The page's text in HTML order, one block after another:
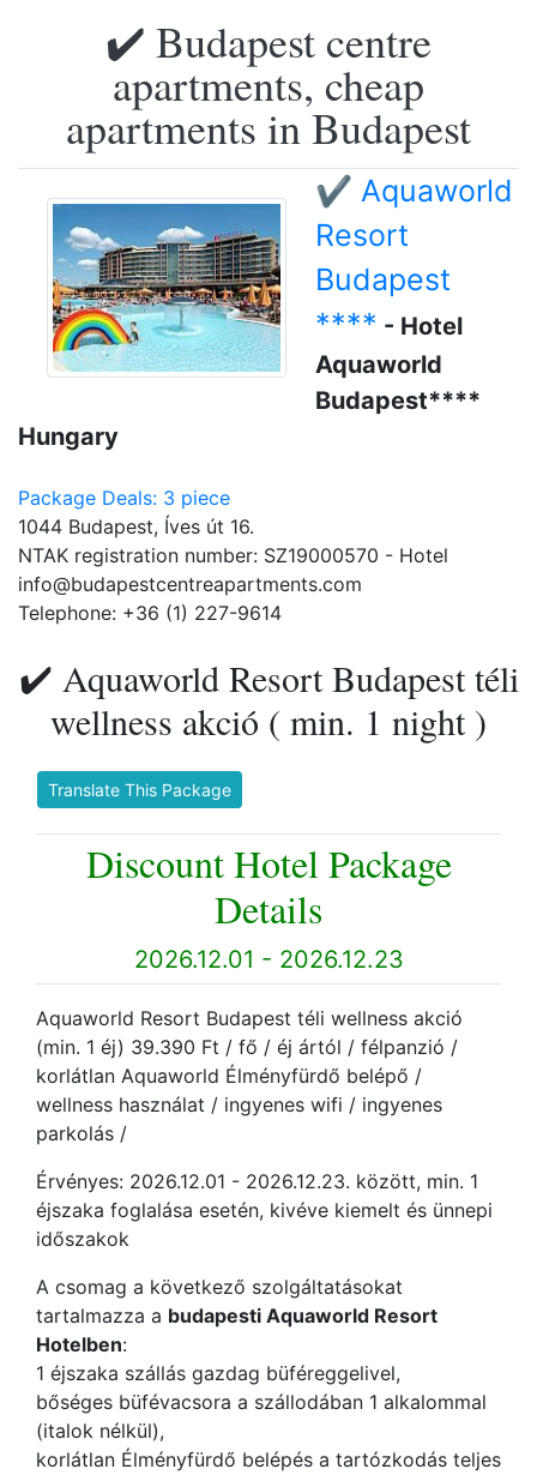
✔️ Budapest centre
apartments, cheap
apartments in Budapest
✔️ Aquaworld
Resort
Budapest
**** - Hotel
Aquaworld
Budapest****
Hungary
Package Deals: 3 piece
1044 Budapest, Íves út 16.
NTAK registration number: SZ19000570 - Hotel
info@budapestcentreapartments.com
Telephone: +36 (1) 227-9614
✔️ Aquaworld Resort Budapest téli
wellness akció ( min. 1 night )
Translate This Package
Discount Hotel Package
Details
2026.12.01 - 2026.12.23
Aquaworld Resort Budapest téli wellness akció
(min. 1 éj) 39.390 Ft / fő / éj ártól / félpanzió /
korlátlan Aquaworld Élményfürdő belépő /
wellness használat / ingyenes wifi / ingyenes
parkolás /
Érvényes: 2026.12.01 - 2026.12.23. között, min. 1
éjszaka foglalása esetén, kivéve kiemelt és ünnepi
időszakok
A csomag a következő szolgáltatásokat
tartalmazza a budapesti Aquaworld Resort
Hotelben:
1 éjszaka szállás gazdag büféreggelivel,
bőséges büfévacsora a szállodában 1 alkalommal
(italok nélkül),
korlátlan Élményfürdő belépés a tartózkodás teljes